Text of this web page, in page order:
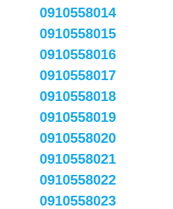
0910558014
0910558015
0910558016
0910558017
0910558018
0910558019
0910558020
0910558021
0910558022
0910558023